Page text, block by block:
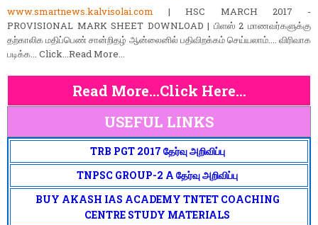
www.smartnews.kalvisolai.com| HSC MARCH 2017 -
PROVISIONAL MARK SHEET DOWNLOAD | பிளஸ் 2 மாணவர்களுக்கு
தற்காலிக மதிப்பெண் சான்றிதழ் ஆன்லைனில் பதிவிறக்கம் செய்யலாம்.... விரிவாக
படிக்க... Click...Read More...
Read More...Click Here...
USEFUL LINKS
TRB PGT 2017 தேர்வு அறிவிப்பு
TNPSC GROUP-2 A தேர்வு அறிவிப்பு
BUY AKASH IAS ACADEMY TNTET COACHING
CENTRE STUDY MATERIALS